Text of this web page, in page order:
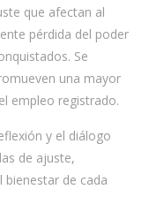
que afectan al
pérdida del poder
Se
una mayor
empleo registrado.
y el diálogo
de ajuste,
de cada